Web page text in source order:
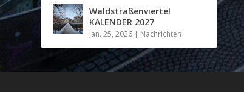
Waldstraßenviertel
KALENDER 2027
Jan. 25, 2026 | Nachrichten